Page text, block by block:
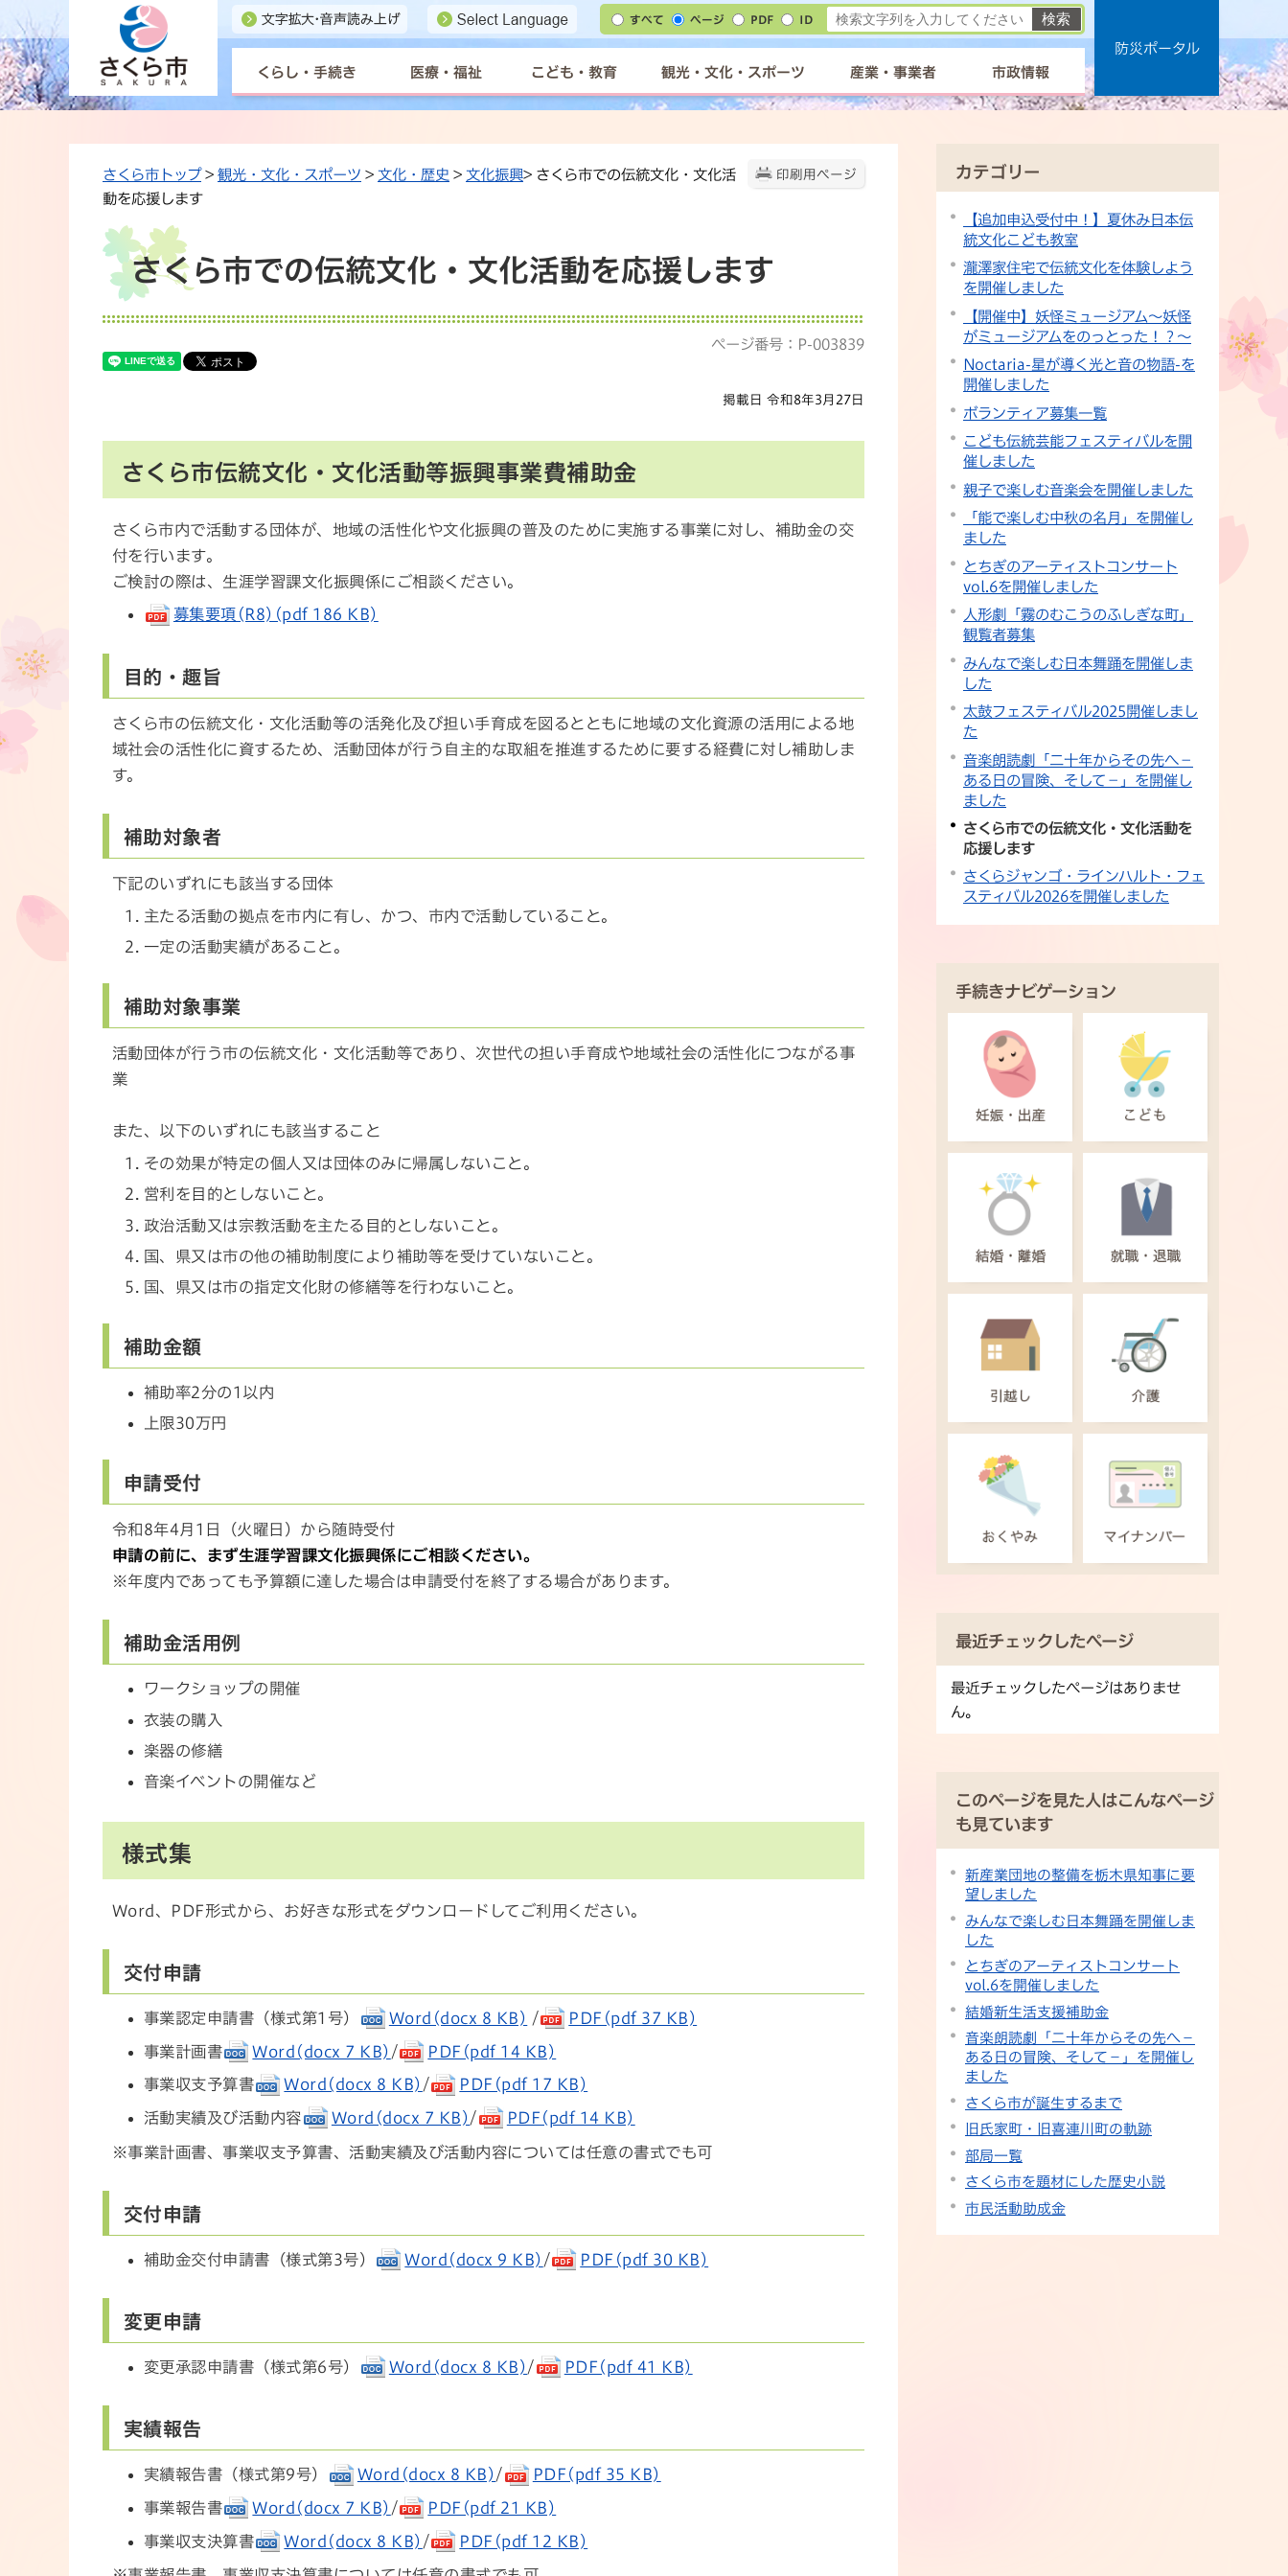
すべて ページ PDF ID
くらし・手続き 医療・福祉 こども・教育 観光・文化・スポーツ 産業・事業者 市政情報
防災ポータル
印刷用ページ
さくら市トップ> 観光・文化・スポーツ > 文化・歴史 > 文化振興> さくら市での伝統文化・文化活
動を応援します
さくら市での伝統文化・文化活動を応援します
ページ番号：P-003839
掲載日 令和8年3月27日
さくら市伝統文化・文化活動等振興事業費補助金
さくら市内で活動する団体が、地域の活性化や文化振興の普及のために実施する事業に対し、補助金の交
付を行います。
ご検討の際は、生涯学習課文化振興係にご相談ください。
募集要項(R8)(pdf 186 KB)
目的・趣旨
さくら市の伝統文化・文化活動等の活発化及び担い手育成を図るとともに地域の文化資源の活用による地
域社会の活性化に資するため、活動団体が行う自主的な取組を推進するために要する経費に対し補助しま
す。
補助対象者
下記のいずれにも該当する団体
主たる活動の拠点を市内に有し、かつ、市内で活動していること。
一定の活動実績があること。
補助対象事業
活動団体が行う市の伝統文化・文化活動等であり、次世代の担い手育成や地域社会の活性化につながる事
業
また、以下のいずれにも該当すること
その効果が特定の個人又は団体のみに帰属しないこと。
営利を目的としないこと。
政治活動又は宗教活動を主たる目的としないこと。
国、県又は市の他の補助制度により補助等を受けていないこと。
国、県又は市の指定文化財の修繕等を行わないこと。
補助金額
補助率2分の1以内
上限30万円
申請受付
令和8年4月1日（火曜日）から随時受付
申請の前に、まず生涯学習課文化振興係にご相談ください。
※年度内であっても予算額に達した場合は申請受付を終了する場合があります。
補助金活用例
ワークショップの開催
衣装の購入
楽器の修繕
音楽イベントの開催など
様式集
Word、PDF形式から、お好きな形式をダウンロードしてご利用ください。
交付申請
事業認定申請書（様式第1号） Word(docx 8 KB) / PDF(pdf 37 KB)
事業計画書 Word(docx 7 KB) / PDF(pdf 14 KB)
事業収支予算書 Word(docx 8 KB) / PDF(pdf 17 KB)
活動実績及び活動内容 Word(docx 7 KB) / PDF(pdf 14 KB)
※事業計画書、事業収支予算書、活動実績及び活動内容については任意の書式でも可
交付申請
補助金交付申請書（様式第3号） Word(docx 9 KB) / PDF(pdf 30 KB)
変更申請
変更承認申請書（様式第6号） Word(docx 8 KB) / PDF(pdf 41 KB)
実績報告
実績報告書（様式第9号） Word(docx 8 KB) / PDF(pdf 35 KB)
事業報告書 Word(docx 7 KB) / PDF(pdf 21 KB)
事業収支決算書 Word(docx 8 KB) / PDF(pdf 12 KB)
カテゴリー
【追加申込受付中！】夏休み日本伝
統文化こども教室
瀧澤家住宅で伝統文化を体験しよう
を開催しました
【開催中】妖怪ミュージアム～妖怪
がミュージアムをのっとった！？～
Noctaria-星が導く光と音の物語-を
開催しました
ボランティア募集一覧
こども伝統芸能フェスティバルを開
催しました
親子で楽しむ音楽会を開催しました
「能で楽しむ中秋の名月」を開催し
ました
とちぎのアーティストコンサート
vol.6を開催しました
人形劇「霧のむこうのふしぎな町」
観覧者募集
みんなで楽しむ日本舞踊を開催しま
した
太鼓フェスティバル2025開催しまし
た
音楽朗読劇「二十年からその先へ－
ある日の冒険、そして－」を開催し
ました
さくら市での伝統文化・文化活動を
応援します
さくらジャンゴ・ラインハルト・フェ
スティバル2026を開催しました
手続きナビゲーション
最近チェックしたページ
最近チェックしたページはありませ
ん。
このページを見た人はこんなページ
も見ています
新産業団地の整備を栃木県知事に要
望しました
みんなで楽しむ日本舞踊を開催しま
した
とちぎのアーティストコンサート
vol.6を開催しました
結婚新生活支援補助金
音楽朗読劇「二十年からその先へ－
ある日の冒険、そして－」を開催し
ました
さくら市が誕生するまで
旧氏家町・旧喜連川町の軌跡
部局一覧
さくら市を題材にした歴史小説
市民活動助成金